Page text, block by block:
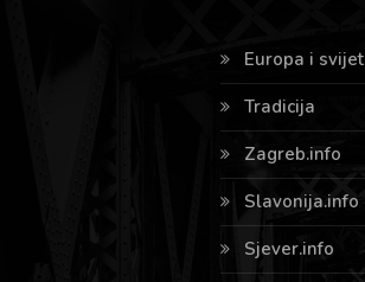
Europa i svijet
Tradicija
Zagreb.info
Slavonija.info
Sjever.info